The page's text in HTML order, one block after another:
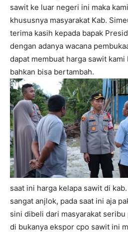
sawit ke luar negeri ini maka
khususnya masyarakat Kab.
terima kasih kepada bapak
dengan adanya wacana
dapat membuat harga sawit
bahkan bisa bertambah.
saat ini harga kelapa sawit di
sangat anjlok, pada saat ini aja
sini dibeli dari masyarakat
di bukanya ekspor cpo sawit ini